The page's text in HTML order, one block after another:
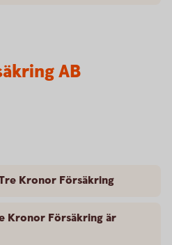
AB
Kronor Försäkring
Kronor Försäkring är